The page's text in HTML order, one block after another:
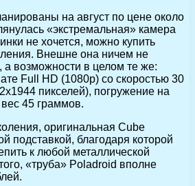
на август по цене около
«экстремальная» камера
не хочется, можно купить
Внешне она ничем не
а возможности в целом те же:
Full HD (1080p) со скоростью 30
пикселей), погружение на
45 граммов.
оригинальная Cube
подставкой, благодаря которой
к любой металлической
«труба» Poladroid вполне